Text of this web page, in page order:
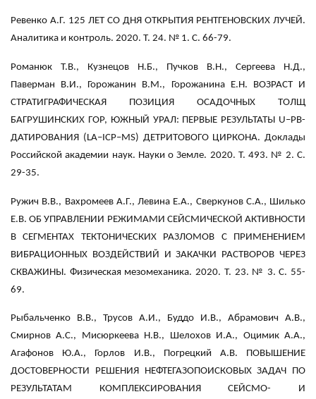
Ревенко А.Г. 125 ЛЕТ СО ДНЯ ОТКРЫТИЯ РЕНТГЕНОВСКИХ ЛУЧЕЙ.
Аналитика и контроль. 2020. Т. 24. № 1. С. 66-79.
Романюк Т.В., Кузнецов Н.Б., Пучков В.Н., Сергеева Н.Д.,
Паверман В.И., Горожанин В.М., Горожанина Е.Н. ВОЗРАСТ И
СТРАТИГРАФИЧЕСКАЯ ПОЗИЦИЯ ОСАДОЧНЫХ ТОЛЩ
БАГРУШИНСКИХ ГОР, ЮЖНЫЙ УРАЛ: ПЕРВЫЕ РЕЗУЛЬТАТЫ U–PB-
ДАТИРОВАНИЯ (LA–ICP–MS) ДЕТРИТОВОГО ЦИРКОНА. Доклады
Российской академии наук. Науки о Земле. 2020. Т. 493. № 2. С.
29-35.
Ружич В.В., Вахромеев А.Г., Левина Е.А., Сверкунов С.А., Шилько
Е.В. ОБ УПРАВЛЕНИИ РЕЖИМАМИ СЕЙСМИЧЕСКОЙ АКТИВНОСТИ
В СЕГМЕНТАХ ТЕКТОНИЧЕСКИХ РАЗЛОМОВ С ПРИМЕНЕНИЕМ
ВИБРАЦИОННЫХ ВОЗДЕЙСТВИЙ И ЗАКАЧКИ РАСТВОРОВ ЧЕРЕЗ
СКВАЖИНЫ. Физическая мезомеханика. 2020. Т. 23. № 3. С. 55-
69.
Рыбальченко В.В., Трусов А.И., Буддо И.В., Абрамович А.В.,
Смирнов А.С., Мисюркеева Н.В., Шелохов И.А., Оцимик А.А.,
Агафонов Ю.А., Горлов И.В., Погрецкий А.В. ПОВЫШЕНИЕ
ДОСТОВЕРНОСТИ РЕШЕНИЯ НЕФТЕГАЗОПОИСКОВЫХ ЗАДАЧ ПО
РЕЗУЛЬТАТАМ КОМПЛЕКСИРОВАНИЯ СЕЙСМО- И